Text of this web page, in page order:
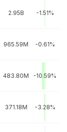
2.95B -1.51%
965.59M -0.61%
483.80M -10.59%
371.18M -3.28%